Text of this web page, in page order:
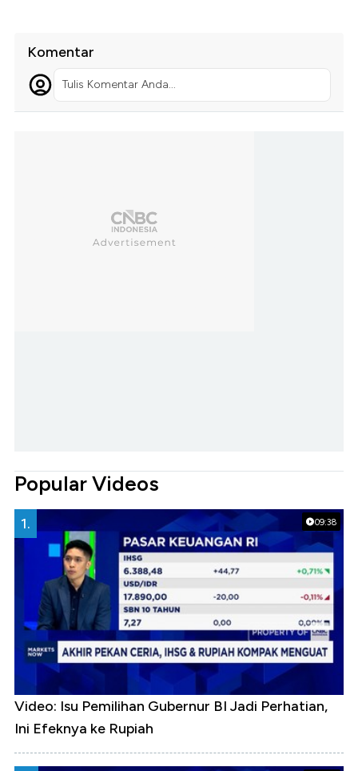
Komentar
Tulis Komentar Anda...
Popular Videos
09:38
1.
Video: Isu Pemilihan Gubernur BI Jadi Perhatian,
Ini Efeknya ke Rupiah